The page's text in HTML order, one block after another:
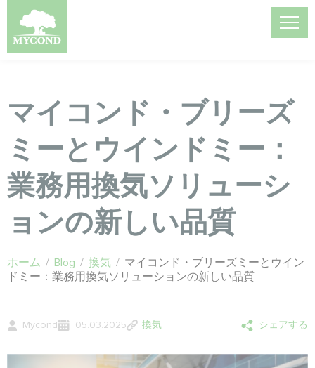
マイコンド・ブリーズ
ミーとウインドミー：
業務用換気ソリューシ
ョンの新しい品質
ホーム / Blog / 換気 / マイコンド・ブリーズミーとウイン
ドミー：業務用換気ソリューションの新しい品質
Mycond 05.03.2025 換気 シェアする